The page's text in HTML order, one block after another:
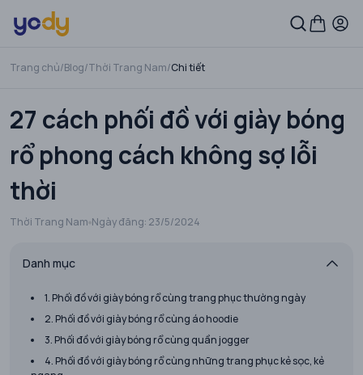
Trang chủ/Blog/Thời Trang Nam/Chi tiết
27 cách phối đồ với giày bóng
rổ phong cách không sợ lỗi
thời
Thời Trang Nam Ngày đăng: 23/5/2024
Danh mục
1. Phối đồ với giày bóng rổ cùng trang phục thường ngày
2. Phối đồ với giày bóng rổ cùng áo hoodie
3. Phối đồ với giày bóng rổ cùng quần jogger
4. Phối đồ với giày bóng rổ cùng những trang phục kẻ sọc, kẻ